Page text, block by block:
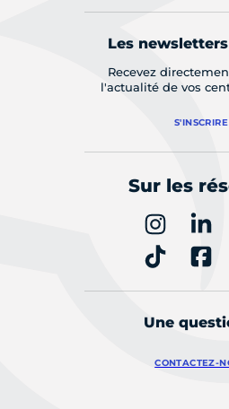
Les
Recevez
l'actualité de vos
S'INSCRIRE
Sur les
Une
CONTACTEZ-